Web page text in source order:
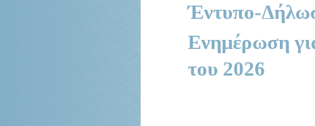
Έντυπο-
Ενημέρωση
του 2026